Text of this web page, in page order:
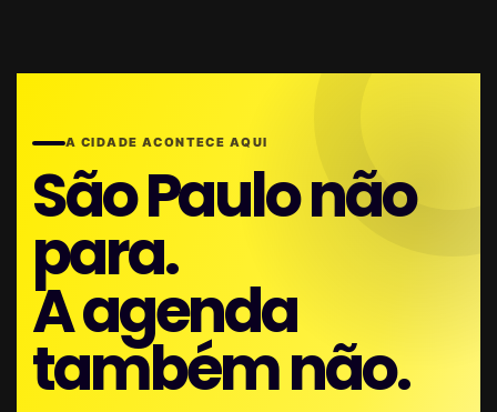
A CIDADE ACONTECE AQUI
São Paulo não
para.
A agenda
também não.